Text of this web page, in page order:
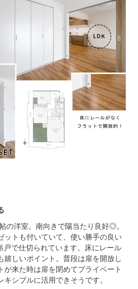
の洋室。南向きで陽当たり良好◎。
ットも付いていて、使い勝手の良い
戸で仕切られています。床にレール
嬉しいポイント。普段は扉を開放し
が来た時は扉を閉めてプライベート
シブルに活用できそうです。